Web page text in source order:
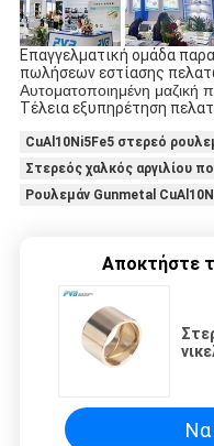
Επαγγελματική ομάδα
πωλήσεων εστίασης
Αυτοματοποιημένη μαζική
Τέλεια εξυπηρέτηση
CuAl10Ni5Fe5 στερεό
Στερεός χαλκός αργιλίου
Ρουλεμάν Gunmetal
Αποκτήστε
Να